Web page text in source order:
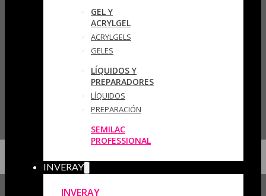
GEL Y
ACRYLGEL
ACRYLGELS
GELES
LÍQUIDOS Y
PREPARADORES
LÍQUIDOS
PREPARACIÓN
SEMILAC
PROFESSIONAL
INVERAY
INVERAY